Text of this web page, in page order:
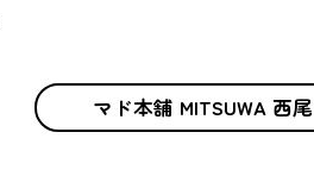
マド本舗 MITSUWA 西尾